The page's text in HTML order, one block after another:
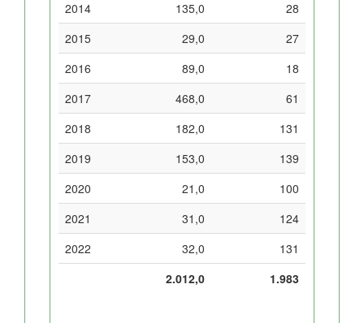
2014
135,0
28
2015
29,0
27
2016
89,0
18
2017
468,0
61
2018
182,0
131
2019
153,0
139
2020
21,0
100
2021
31,0
124
2022
32,0
131
2.012,0
1.983